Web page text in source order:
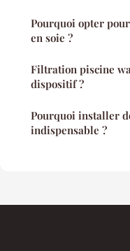
Pourquoi opter
en soie ?
Filtration piscine
dispositif ?
Pourquoi installer
indispensable ?